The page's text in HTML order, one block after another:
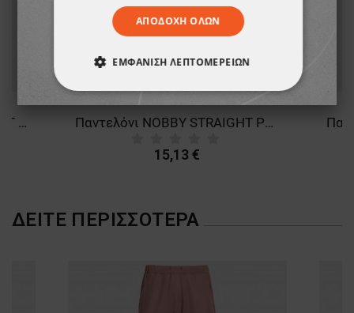
Ιατρικό παντελόνι MONI LIGHT BLUE Παντελόνι NOBBY STRAIGHT PETROL
15,13 €
ΔΕΊΤΕ ΠΕΡΙΣΣΌΤΕΡΑ
ΑΠΟΔΟΧΉ ΌΛΩΝ
ΕΜΦΆΝΙΣΗ ΛΕΠΤΟΜΕΡΕΙΏΝ
ΑΠΟΛΎΤΩΣ ΑΠΑΡΑΊΤΗΤΑ